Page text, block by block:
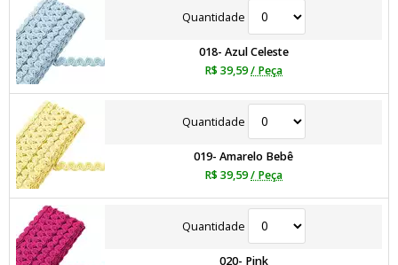
Quantidade
018- Azul Celeste
R$ 39,59/ Peça
Quantidade
019- Amarelo Bebê
R$ 39,59/ Peça
Quantidade
020- Pink